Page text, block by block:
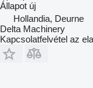
Állapot új
Hollandia, Deurne
Delta Machinery
Kapcsolatfelvétel az